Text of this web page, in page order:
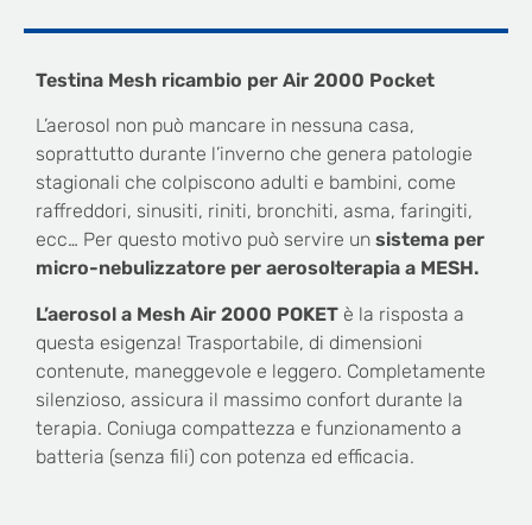
Testina Mesh ricambio per Air 2000 Pocket
L’aerosol non può mancare in nessuna casa,
soprattutto durante l’inverno che genera patologie
stagionali che colpiscono adulti e bambini, come
raffreddori, sinusiti, riniti, bronchiti, asma, faringiti,
ecc… Per questo motivo può servire un sistema per
micro-nebulizzatore per aerosolterapia a MESH.
L’aerosol a Mesh Air 2000 POKET è la risposta a
questa esigenza! Trasportabile, di dimensioni
contenute, maneggevole e leggero. Completamente
silenzioso, assicura il massimo confort durante la
terapia. Coniuga compattezza e funzionamento a
batteria (senza fili) con potenza ed efficacia.